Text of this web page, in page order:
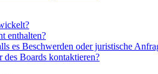
enthalten?
es Beschwerden oder juristische
Boards kontaktieren?